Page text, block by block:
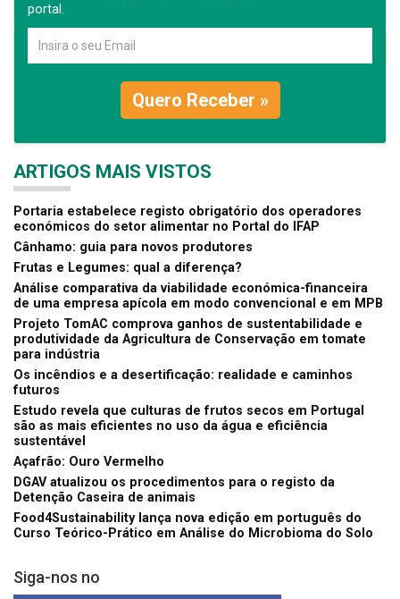
portal.
Quero Receber »
ARTIGOS MAIS VISTOS
Portaria estabelece registo obrigatório dos operadores
económicos do setor alimentar no Portal do IFAP
Cânhamo: guia para novos produtores
Frutas e Legumes: qual a diferença?
Análise comparativa da viabilidade económica-financeira
de uma empresa apícola em modo convencional e em MPB
Projeto TomAC comprova ganhos de sustentabilidade e
produtividade da Agricultura de Conservação em tomate
para indústria
Os incêndios e a desertificação: realidade e caminhos
futuros
Estudo revela que culturas de frutos secos em Portugal
são as mais eficientes no uso da água e eficiência
sustentável
Açafrão: Ouro Vermelho
DGAV atualizou os procedimentos para o registo da
Detenção Caseira de animais
Food4Sustainability lança nova edição em português do
Curso Teórico-Prático em Análise do Microbioma do Solo
Siga-nos no